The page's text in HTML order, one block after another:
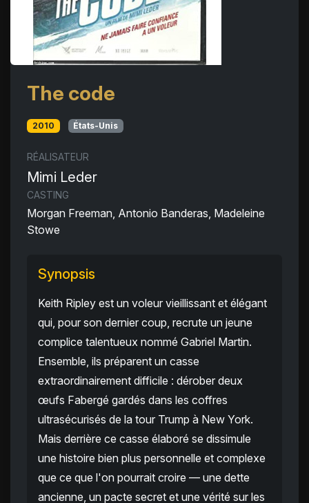
The code
2010 États-Unis
RÉALISATEUR
Mimi Leder
CASTING
Morgan Freeman, Antonio Banderas, Madeleine
Stowe
Synopsis
Keith Ripley est un voleur vieillissant et élégant
qui, pour son dernier coup, recrute un jeune
complice talentueux nommé Gabriel Martin.
Ensemble, ils préparent un casse
extraordinairement difficile : dérober deux
œufs Fabergé gardés dans les coffres
ultrasécurisés de la tour Trump à New York.
Mais derrière ce casse élaboré se dissimule
une histoire bien plus personnelle et complexe
que ce que l'on pourrait croire — une dette
ancienne, un pacte secret et une vérité sur les